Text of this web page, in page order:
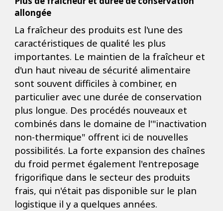
allongée
La fraîcheur des produits est l'une des
caractéristiques de qualité les plus
importantes. Le maintien de la fraîcheur et
d'un haut niveau de sécurité alimentaire
sont souvent difficiles à combiner, en
particulier avec une durée de conservation
plus longue. Des procédés nouveaux et
combinés dans le domaine de l'"inactivation
non-thermique" offrent ici de nouvelles
possibilités. La forte expansion des chaînes
du froid permet également l'entreposage
frigorifique dans le secteur des produits
frais, qui n'était pas disponible sur le plan
logistique il y a quelques années.